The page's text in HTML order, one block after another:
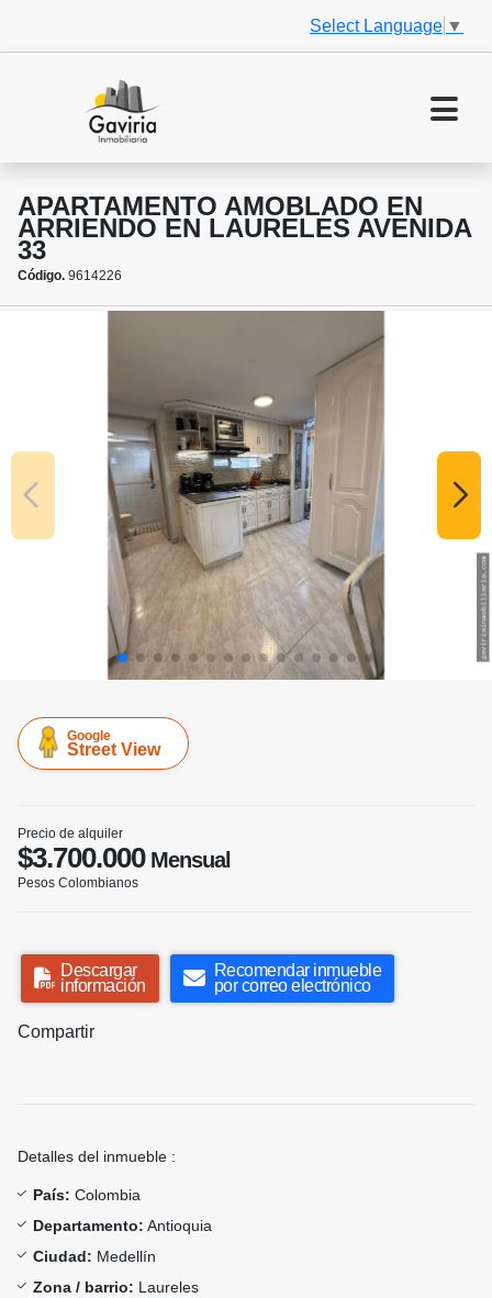
Select Language ▼
APARTAMENTO AMOBLADO EN
ARRIENDO EN LAURELES AVENIDA
33
Código. 9614226
Google
Street View
Precio de alquiler
$3.700.000Mensual
Pesos Colombianos
Descargar
información
Recomendar inmueble
por correo electrónico
Compartir
Detalles del inmueble :
País: Colombia
Departamento: Antioquia
Ciudad: Medellín
Zona / barrio: Laureles